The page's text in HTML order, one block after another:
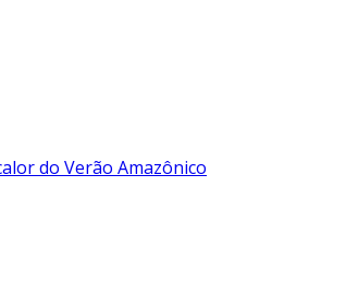
do Verão Amazônico